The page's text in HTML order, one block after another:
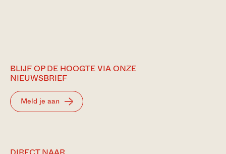
BLIJF OP DE HOOGTE VIA ONZE
NIEUWSBRIEF
Meld je aan